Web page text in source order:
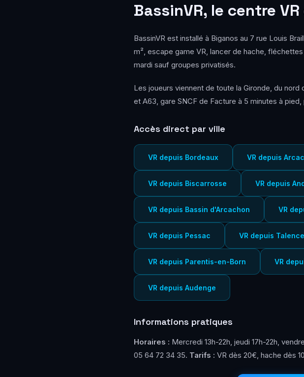
BassinVR, le centre
BassinVR est installé à Biganos au 7 rue Louis
m², escape game VR, lancer de hache,
mardi sauf groupes privatisés.
Les joueurs viennent de toute la Gironde, du
et A63, gare SNCF de Facture à 5 minutes à
Accès direct par ville
VR depuis Bordeaux VR depuis
VR depuis Biscarrosse VR depuis
VR depuis Bassin d'Arcachon VR
VR depuis Pessac VR depuis Talence
VR depuis Parentis-en-Born VR
VR depuis Audenge
Informations pratiques
Horaires : Mercredi 13h-22h, jeudi 17h-22h,
05 64 72 34 35. Tarifs : VR dès 20€, hache dès